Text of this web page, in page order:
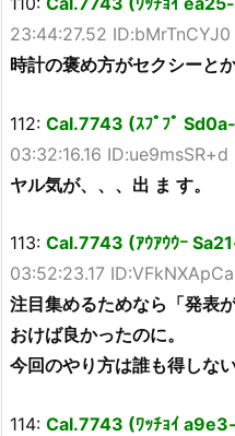
23:44:27.52 ID:bMrTnCYJ0
時計の褒め方がセクシーと
112: Cal.7743 (ｽﾌﾟﾌﾟ
03:32:16.16 ID:ue9msSR+d
ヤル気が、、、出 ま す。
113: Cal.7743 (ｱｳｱｳｳｰ
03:52:23.17 ID:VFkNXApCa
注目集めるためなら「発表
おけば良かったのに。
今回のやり方は誰も得しな
114: Cal.7743 (ﾜｯﾁｮｲ